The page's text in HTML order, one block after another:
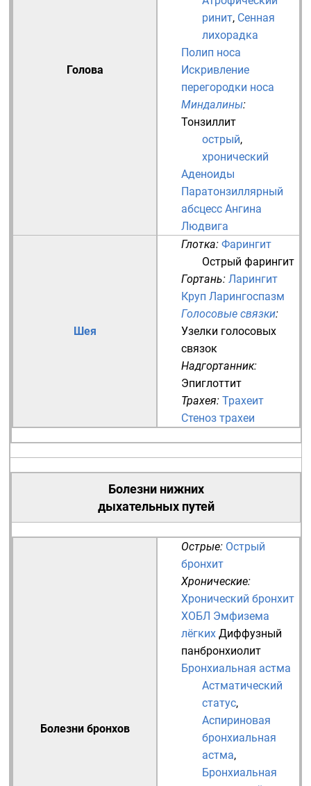
Голова
ринит, Сенная
лихорадка
Полип носа
Искривление
перегородки носа
Миндалины:
Тонзиллит
острый,
хронический
Аденоиды
Паратонзиллярный
абсцесс Ангина
Людвига
Шея
Глотка: Фарингит
Острый фарингит
Гортань: Ларингит
Круп Ларингоспазм
Голосовые связки:
Узелки голосовых
связок
Надгортанник:
Эпиглоттит
Трахея: Трахеит
Стеноз трахеи
Болезни нижних
дыхательных путей
Болезни бронхов
Острые: Острый
бронхит
Хронические:
Хронический бронхит
ХОБЛ Эмфизема
лёгких Диффузный
панбронхиолит
Бронхиальная астма
Астматический
статус,
Аспириновая
бронхиальная
астма,
Бронхиальная